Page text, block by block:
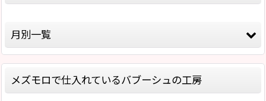
メズモロで仕入れているバブーシュの工房
モロッコ情報
バブーシュについて
月別一覧
2026年
2025年